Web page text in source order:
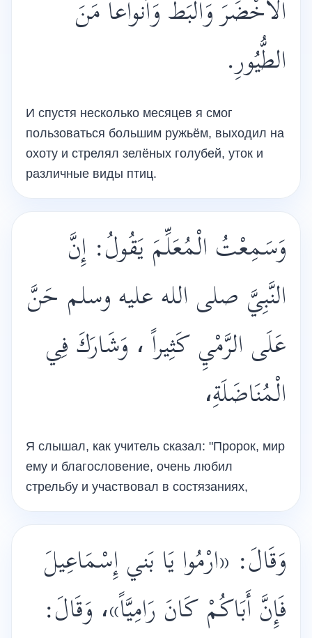
الأَخْضَرَ وَالْبَطَ وَأَنواعاً مَنَ
الطُّيُورِ.
И спустя несколько месяцев я смог
пользоваться большим ружьём, выходил на
охоту и стрелял зелёных голубей, уток и
различные виды птиц.
وَسَمِعْتُ الْمُعَلِّمَ يَقُولُ: إِنَّ
النَّبِيَّ صلى الله عليه وسلم حَنَّ
عَلَى الرَّمْيِ كَثِيراً ، وَشَارَكَ فِي
الْمُنَاضَلَةِ،
Я слышал, как учитель сказал: "Пророк, мир
ему и благословение, очень любил
стрельбу и участвовал в состязаниях,
وَقَالَ: «ارْمُوا يَا بَني إِسْمَاعِيلَ
فَإِنَّ أَبَاكُمْ كَانَ رَامِيَّاً»، وَقَالَ: